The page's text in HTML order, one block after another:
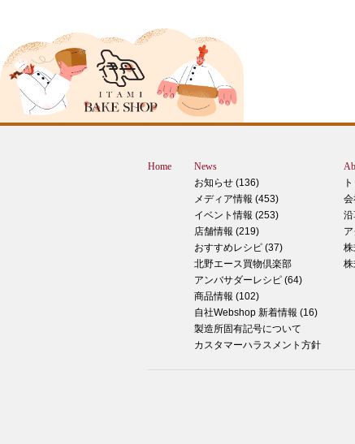
ピザ立ちぬ
ブログをご覧の皆様、こんにちは！北
スMOMOテラス店の大西です。 いきな
すが、これは何だと思いますか？ ヒン
12月に活躍するあの食べ物です！ はん
す。 それでは正解発表です。リバー
ドオープン！！ なんと四角いピザなん
す！今回は冬に大活躍のピザ、紹介い
す。 キタノセレクション手のばしピ
ルゲリータ 北野エースオリジナル商
ザになります。特徴は何といってもこ
生地はひとつひとつ手で
2024年12月14日
もっちもち！和スイーツと一緒に素敵
ータイムを ♪
Home
News
お知らせ (136)
メディア情報 (453)
イベント情報 (253)
店舗情報 (219)
おすすめレシピ (37)
北野エース買物倶楽部
アンバサダーレシピ (64)
商品情報 (102)
自社Webshop 新着情報 (16)
製造所固有記号について
カスタマーハラスメント方針